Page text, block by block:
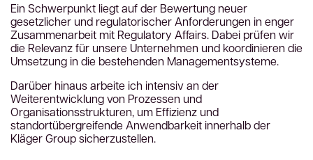
Ein Schwerpunkt liegt auf der Bewertung neuer
gesetzlicher und regulatorischer Anforderungen in enger
Zusammenarbeit mit Regulatory Affairs. Dabei prüfen wir
die Relevanz für unsere Unternehmen und koordinieren die
Umsetzung in die bestehenden Managementsysteme.
Darüber hinaus arbeite ich intensiv an der
Weiterentwicklung von Prozessen und
Organisationsstrukturen, um Effizienz und
standortübergreifende Anwendbarkeit innerhalb der
Kläger Group sicherzustellen.